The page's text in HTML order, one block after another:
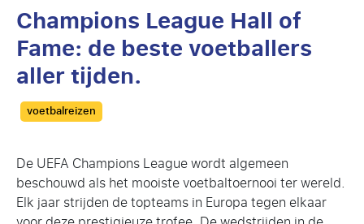
Champions League Hall of
Fame: de beste voetballers
aller tijden.
Categories
voetbalreizen
De UEFA Champions League wordt algemeen
beschouwd als het mooiste voetbaltoernooi ter wereld.
Elk jaar strijden de topteams in Europa tegen elkaar